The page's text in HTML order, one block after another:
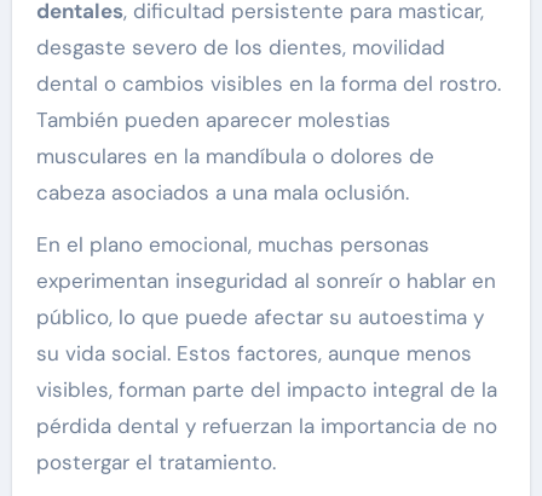
dentales, dificultad persistente para masticar,
desgaste severo de los dientes, movilidad
dental o cambios visibles en la forma del rostro.
También pueden aparecer molestias
musculares en la mandíbula o dolores de
cabeza asociados a una mala oclusión.
En el plano emocional, muchas personas
experimentan inseguridad al sonreír o hablar en
público, lo que puede afectar su autoestima y
su vida social. Estos factores, aunque menos
visibles, forman parte del impacto integral de la
pérdida dental y refuerzan la importancia de no
postergar el tratamiento.